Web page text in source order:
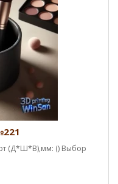
(Д*Ш*В),мм: () Выбор